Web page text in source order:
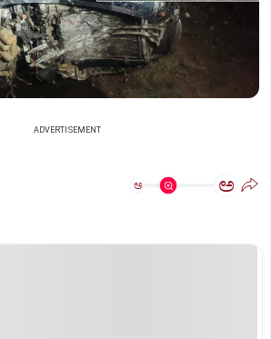
ADVERTISEMENT
ಅ ಅ